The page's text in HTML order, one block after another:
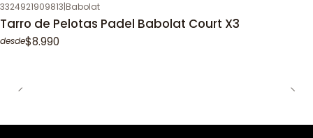
3324921909813|Babolat
Tarro de Pelotas Padel Babolat Court X3
desde$8.990